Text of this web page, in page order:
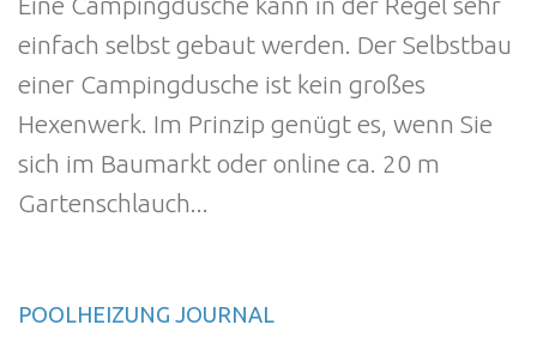
einfach selbst gebaut werden. Der Selbstbau
einer Campingdusche ist kein großes
Hexenwerk. Im Prinzip genügt es, wenn Sie
sich im Baumarkt oder online ca. 20 m
Gartenschlauch...
POOLHEIZUNG JOURNAL